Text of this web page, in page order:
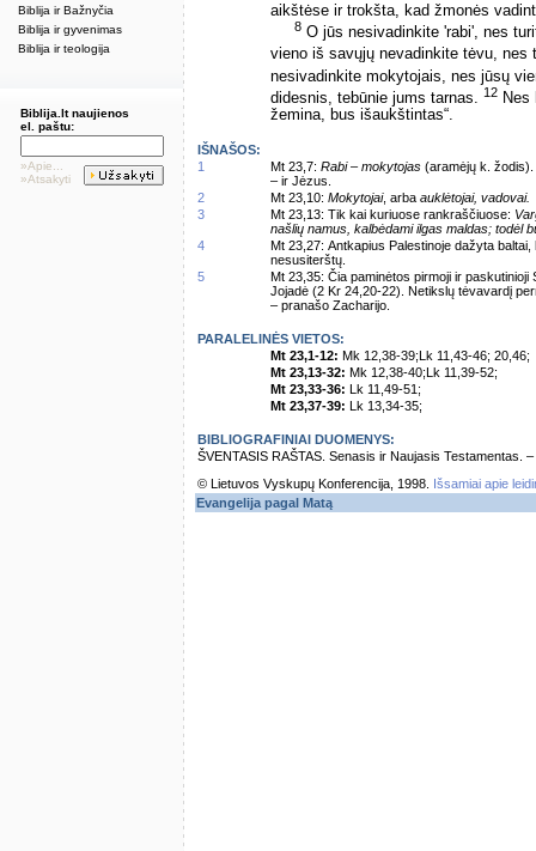
Biblija ir Bažnyčia
Biblija ir gyvenimas
Biblija ir teologija
Biblija.lt naujienos
el. paštu:
»Apie...
»Atsakyti
aikštėse ir trokšta, kad žmonės
8 O jūs nesivadinkite 'rabi', nes
vieno iš savųjų nevadinkite tėvu,
nesivadinkite mokytojais, nes jūsų
didesnis, tebūnie jums tarnas. 12 Nes
žemina, bus išaukštintas“.
IŠNAŠOS:
1
Mt 23,7: Rabi – mokytojas (aramėjų k.
– ir Jėzus.
2
Mt 23,10: Mokytojai, arba auklėtojai, vadovai.
3
Mt 23,13: Tik kai kuriuose rankraščiuose:
našlių namus, kalbėdami ilgas maldas; todėl
4
Mt 23,27: Antkapius Palestinoje dažyta
nesusiterštų.
5
Mt 23,35: Čia paminėtos pirmoji ir
Jojadė (2 Kr 24,20-22). Netikslų tėvavardį
– pranašo Zacharijo.
PARALELINĖS VIETOS:
Mt 23,1-12: Mk 12,38-39;Lk 11,43-46; 20,46;
Mt 23,13-32: Mk 12,38-40;Lk 11,39-52;
Mt 23,33-36: Lk 11,49-51;
Mt 23,37-39: Lk 13,34-35;
BIBLIOGRAFINIAI DUOMENYS:
ŠVENTASIS RAŠTAS. Senasis ir Naujasis Testamentas.
© Lietuvos Vyskupų Konferencija, 1998.
Išsamiai apie
Evangelija pagal Matą